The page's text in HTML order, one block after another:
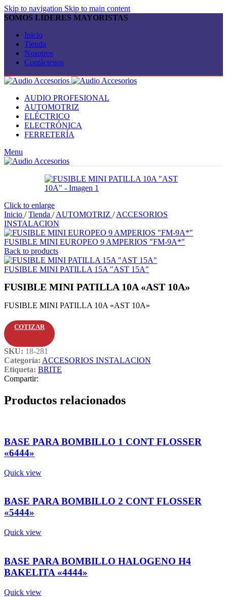
Skip to navigation Skip to main content
SOMOS LÍDERES MAYORISTAS
Inicio
Tienda
Nosotros
Contáctenos
AUDIO PROFESIONAL
AUTOMOTRIZ
ELÉCTRICO
ELECTRÓNICA
FERRETERÍA
Menu
Click to enlarge
Inicio / Tienda / AUTOMOTRIZ / ACCESORIOS
INSTALACION
FUSIBLE MINI EUROPEO 9 AMPERIOS "FM-9A*"
Back to products
FUSIBLE MINI PATILLA 15A "AST 15A"
FUSIBLE MINI PATILLA 10A «AST 10A»
FUSIBLE MINI PATILLA 10A «AST 10A»
COTIZAR
SKU: 18-281
Categoría: ACCESORIOS INSTALACION
Etiqueta: BRITE
Compartir:
Productos relacionados
BASE PARA BOMBILLO 1 CONT FLOSSER
«6444»
Quick view
BASE PARA BOMBILLO 2 CONT FLOSSER
«5444»
Quick view
BASE PARA BOMBILLO HALOGENO H4
BAKELITA «4444»
Quick view